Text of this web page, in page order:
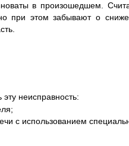
в произошедшем.
при этом забывают о
неисправность:
с использованием